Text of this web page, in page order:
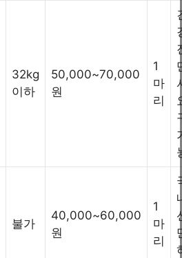
32kg
이하
50,000~70,000
원
1
마
리
불가
40,000~60,000
원
1
마
리